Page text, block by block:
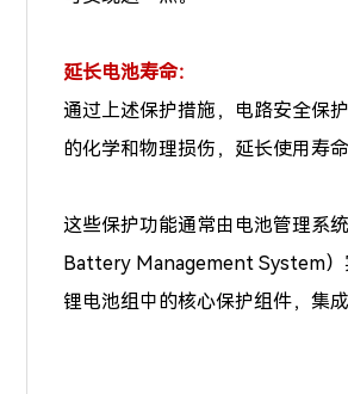
延长电池寿命：
通过上述保护措施，电路安全保
的化学和物理损伤，延长使用寿命
这些保护功能通常由电池管理系统
Battery Management System）
锂电池组中的核心保护组件，集成